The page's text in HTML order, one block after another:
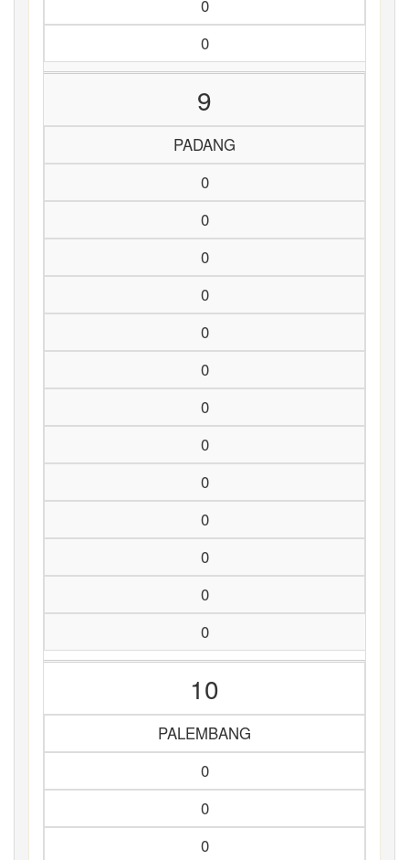
0
0
9
PADANG
0
0
0
0
0
0
0
0
0
0
0
0
0
10
PALEMBANG
0
0
0